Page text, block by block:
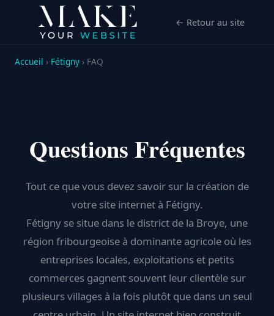
← Retour au site
Accueil › Fétigny › FAQ
Questions Fréquentes
Tout ce que vous devez savoir sur la création de
votre site internet à Fétigny.
Fétigny se situe dans le district de la Broye, une
région fribourgeoise à dominante agricole où les
entreprises locales, exploitations et petits
commerces gagnent souvent leur clientèle sur
plusieurs villages à la fois plutôt que dans un seul